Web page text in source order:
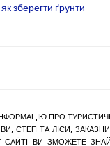
як зберегти ґрунти
ПРО
СТЕП ТА ЛІСИ,
САЙТІ ВИ ЗМОЖЕТЕ